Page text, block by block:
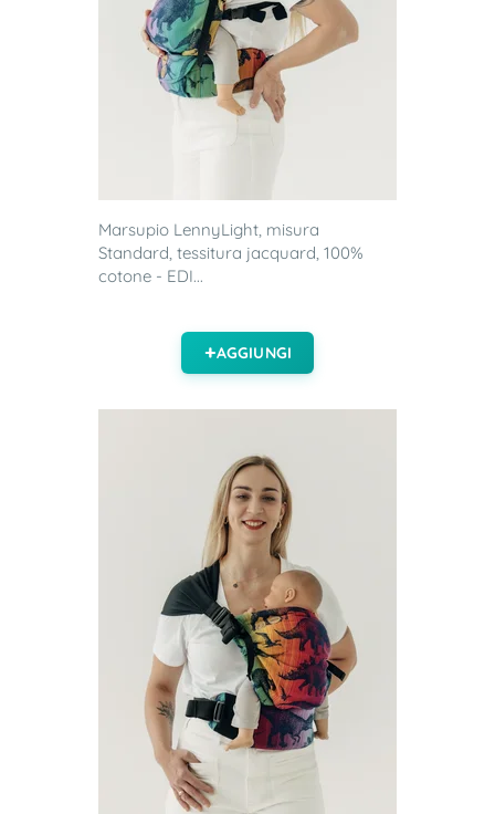
Marsupio LennyLight, misura
Standard, tessitura jacquard, 100%
cotone - EDI...
AGGIUNGI